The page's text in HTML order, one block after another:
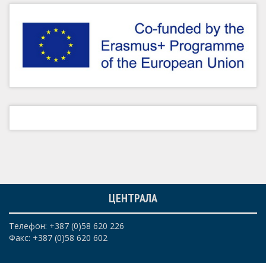
ЦЕНТРАЛА
Телефон: +387 (0)58 620 226
Факс: +387 (0)58 620 602